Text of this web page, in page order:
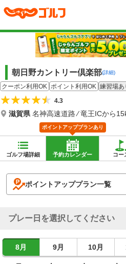
朝日野カントリー倶楽部(詳細)
クーポン利用OK ポイント利用OK 練習場あ
4.3
滋賀県名神高速道路 ⁄ 竜王ICから
ゴルフ場詳細 予約カレンダー
ポイントアッププランあり
コー
ポイントアッププラン一覧
プレー日を選択してください
8月 9月 10月